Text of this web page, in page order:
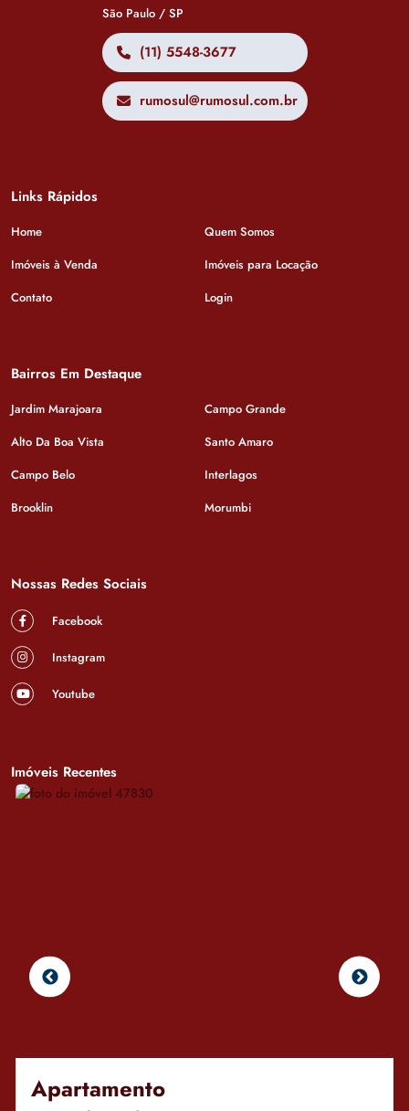
São Paulo / SP
(11) 5548-3677
rumosul@rumosul.com.br
Links Rápidos
Home
Quem Somos
Imóveis à Venda
Imóveis para Locação
Contato
Login
Bairros Em Destaque
Jardim Marajoara
Campo Grande
Alto Da Boa Vista
Santo Amaro
Campo Belo
Interlagos
Brooklin
Morumbi
Nossas Redes Sociais
Facebook
Instagram
Youtube
Imóveis Recentes
Apartamento